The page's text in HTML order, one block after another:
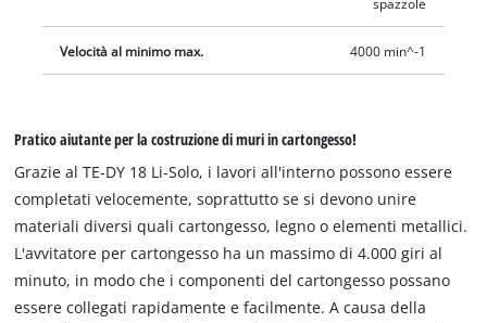
spazzole
Velocità al minimo max. 4000 min^-1
Pratico aiutante per la costruzione di muri in cartongesso!
Grazie al TE-DY 18 Li-Solo, i lavori all'interno possono essere
completati velocemente, soprattutto se si devono unire
materiali diversi quali cartongesso, legno o elementi metallici.
L'avvitatore per cartongesso ha un massimo di 4.000 giri al
minuto, in modo che i componenti del cartongesso possano
essere collegati rapidamente e facilmente. A causa della